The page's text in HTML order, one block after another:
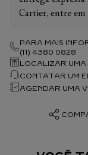
Cartier, entre
PARA MAIS
(11) 4380 0828
LOCALIZAR UMA
CONTATAR UM
AGENDAR UMA